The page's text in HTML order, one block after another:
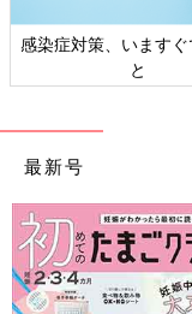
感染症対策、いますぐ
と
最新号